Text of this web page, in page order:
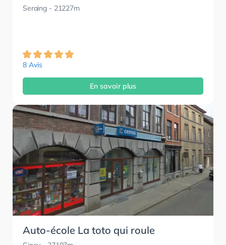
Seraing - 21227m
8 Avis
En savoir plus
Auto-école La toto qui roule